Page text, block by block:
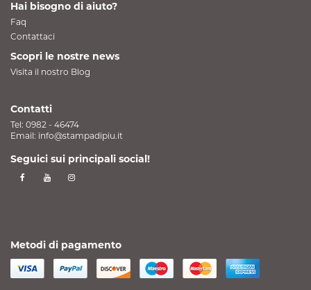
Hai bisogno di aiuto?
Faq
Contattaci
Scopri le nostre news
Visita il nostro Blog
Contatti
Tel: 0982 - 46474
Email: info@stampadipiu.it
Seguici sui principali social!
Metodi di pagamento